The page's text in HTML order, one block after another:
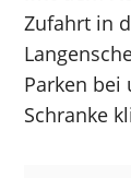
Zufahrt in
Parken bei
Schranke